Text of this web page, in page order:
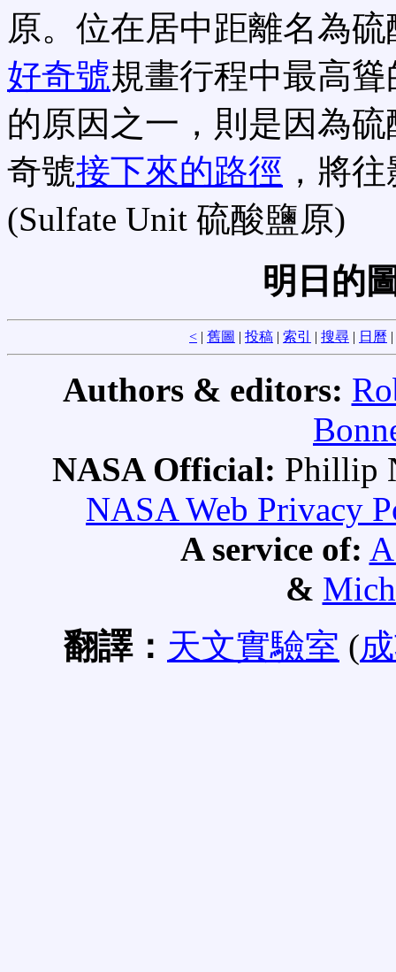
原。位在居中距離名為
好奇號規畫行程中最高
的原因之一，則是因為硫
奇號接下來的路徑 ，將
(Sulfate Unit 硫酸鹽原)
明日的
< | 舊圖 | 投稿 | 索引 | 搜尋 | 日曆 |
Authors & editors:
NASA Official: Phillip
NASA Web Privacy
A service of:
&
翻譯： 天文實驗室 (